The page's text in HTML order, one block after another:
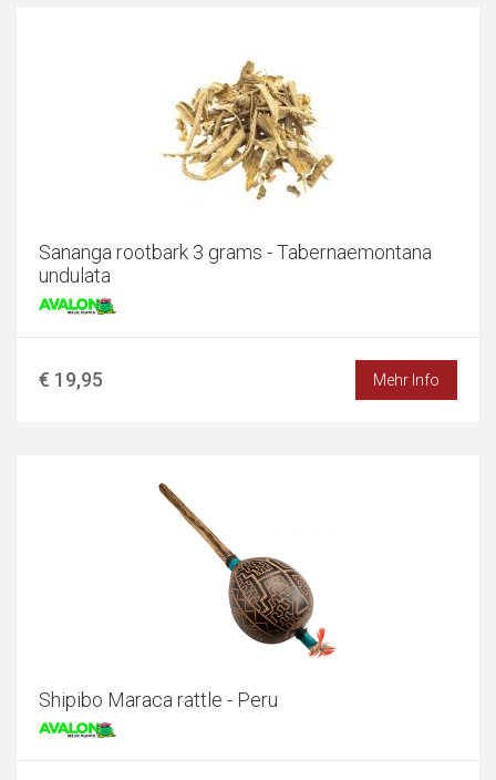
Sananga rootbark 3 grams - Tabernaemontana
undulata
€ 19,95 Mehr Info
Shipibo Maraca rattle - Peru